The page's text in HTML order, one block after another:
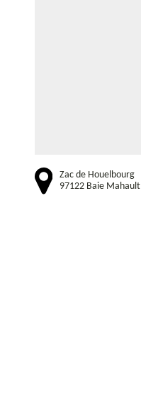
Zac de Houelbourg
97122 Baie Mahault